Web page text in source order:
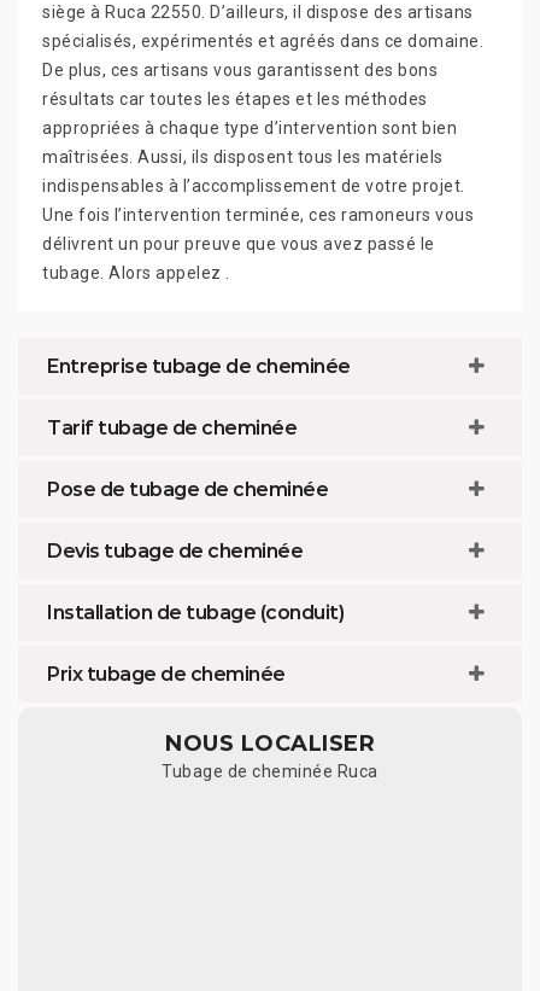
siège à Ruca 22550. D’ailleurs, il dispose des artisans
spécialisés, expérimentés et agréés dans ce domaine.
De plus, ces artisans vous garantissent des bons
résultats car toutes les étapes et les méthodes
appropriées à chaque type d’intervention sont bien
maîtrisées. Aussi, ils disposent tous les matériels
indispensables à l’accomplissement de votre projet.
Une fois l’intervention terminée, ces ramoneurs vous
délivrent un pour preuve que vous avez passé le
tubage. Alors appelez .
Entreprise tubage de cheminée
Tarif tubage de cheminée
Pose de tubage de cheminée
Devis tubage de cheminée
Installation de tubage (conduit)
Prix tubage de cheminée
NOUS LOCALISER
Tubage de cheminée Ruca